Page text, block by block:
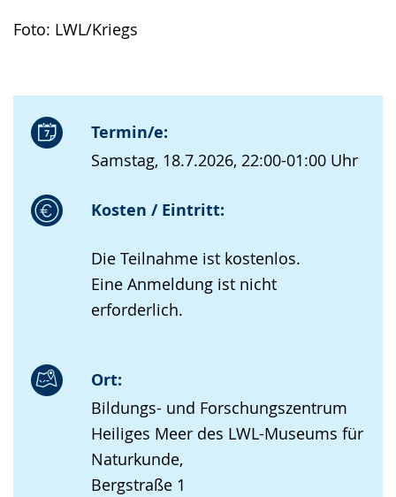
Foto: LWL/Kriegs
Termin/e:
Samstag, 18.7.2026, 22:00-01:00 Uhr
Kosten / Eintritt:
Die Teilnahme ist kostenlos.
Eine Anmeldung ist nicht
erforderlich.
Ort:
Bildungs- und Forschungszentrum
Heiliges Meer des LWL-Museums für
Naturkunde,
Bergstraße 1